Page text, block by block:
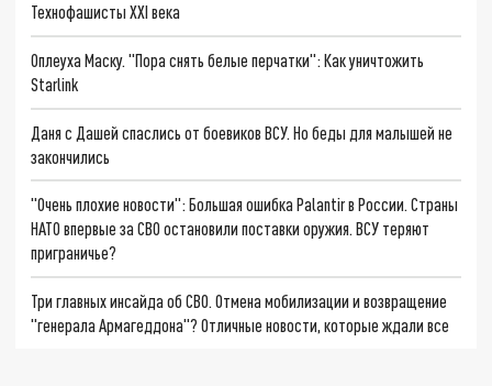
Технофашисты XXI века
Оплеуха Маску. "Пора снять белые перчатки": Как уничтожить
Starlink
Даня с Дашей спаслись от боевиков ВСУ. Но беды для малышей не
закончились
"Очень плохие новости": Большая ошибка Palantir в России. Страны
НАТО впервые за СВО остановили поставки оружия. ВСУ теряют
приграничье?
Три главных инсайда об СВО. Отмена мобилизации и возвращение
"генерала Армагеддона"? Отличные новости, которые ждали все